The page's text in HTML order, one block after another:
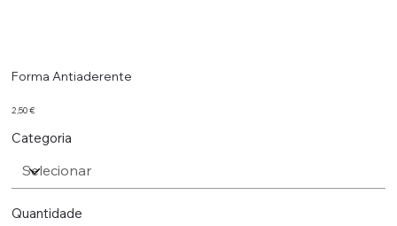
Forma Antiaderente
Preço
2,50 €
Categoria
Quantidade